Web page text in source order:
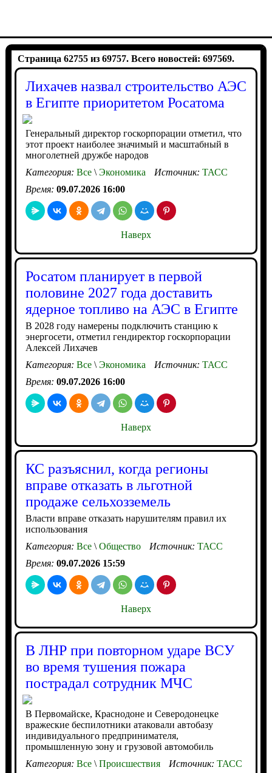
Страница 62755 из 69757. Всего новостей: 697569.
Лихачев назвал строительство АЭС
в Египте приоритетом Росатома
Генеральный директор госкорпорации отметил, что
этот проект наиболее значимый и масштабный в
многолетней дружбе народов
Категория: Все\Экономика Источник: ТАСС
Время: 09.07.2026 16:00
Наверх
Росатом планирует в первой
половине 2027 года доставить
ядерное топливо на АЭС в Египте
В 2028 году намерены подключить станцию к
энергосети, отметил гендиректор госкорпорации
Алексей Лихачев
Категория: Все\Экономика Источник: ТАСС
Время: 09.07.2026 16:00
Наверх
КС разъяснил, когда регионы
вправе отказать в льготной
продаже сельхозземель
Власти вправе отказать нарушителям правил их
использования
Категория: Все\Общество Источник: ТАСС
Время: 09.07.2026 15:59
Наверх
В ЛНР при повторном ударе ВСУ
во время тушения пожара
пострадал сотрудник МЧС
В Первомайске, Краснодоне и Северодонецке
вражеские беспилотники атаковали автобазу
индивидуального предпринимателя,
промышленную зону и грузовой автомобиль
Категория: Все\Происшествия Источник: ТАСС